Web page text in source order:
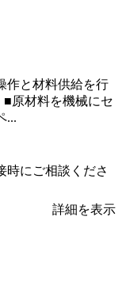
作と材料供給を行
原材料を機械にセ
...
にご相談くださ
詳細を表示